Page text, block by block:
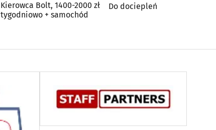
Kierowca Bolt, 1400-2000 zł
tygodniowo + samochód
Do dociepleń